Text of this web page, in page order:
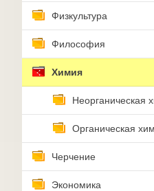
Физкультура
Философия
Химия
Неорганическая
Органическая
Черчение
Экономика